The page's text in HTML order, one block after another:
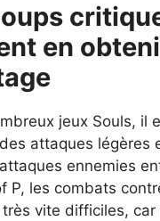
en
jeux Souls, il
attaques légères
attaques ennemies
P, les combats
vite difficiles, car